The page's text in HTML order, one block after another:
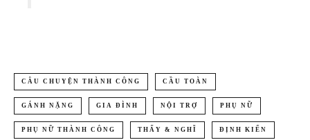
CÂU CHUYỆN THÀNH CÔNG CẦU TOÀN
GÁNH NẶNG GIA ĐÌNH NỘI TRỢ PHỤ NỮ
PHỤ NỮ THÀNH CÔNG THẤY & NGHĨ ĐỊNH KIẾN